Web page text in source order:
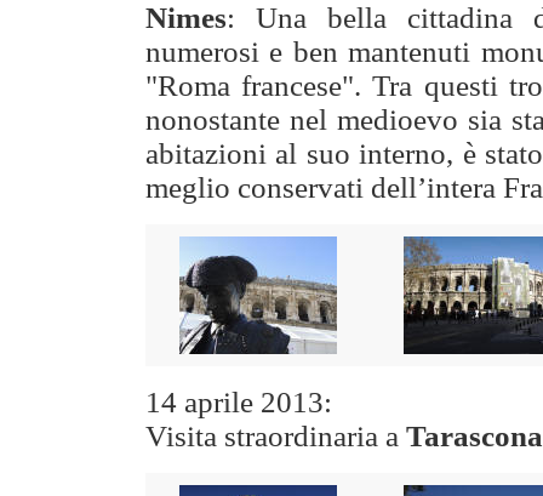
Nimes: Una bella cittadina
numerosi e ben mantenuti
"Roma francese". Tra questi
nonostante nel medioevo sia
abitazioni al suo interno, è
meglio conservati dell’intera
14 aprile 2013:
Visita straordinaria a Tarascona